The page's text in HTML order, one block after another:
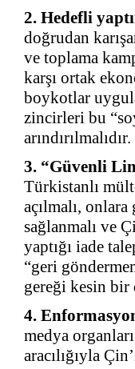
2. Hedefli
doğrudan
ve toplama
karşı ortak
boykotlar
zincirleri bu
arındırılmalıdır.
3. “Güvenli
Türkistanlı
açılmalı,
sağlanmalı ve
yaptığı iade
“geri
gereği kesin
4.
medya
aracılığıyla